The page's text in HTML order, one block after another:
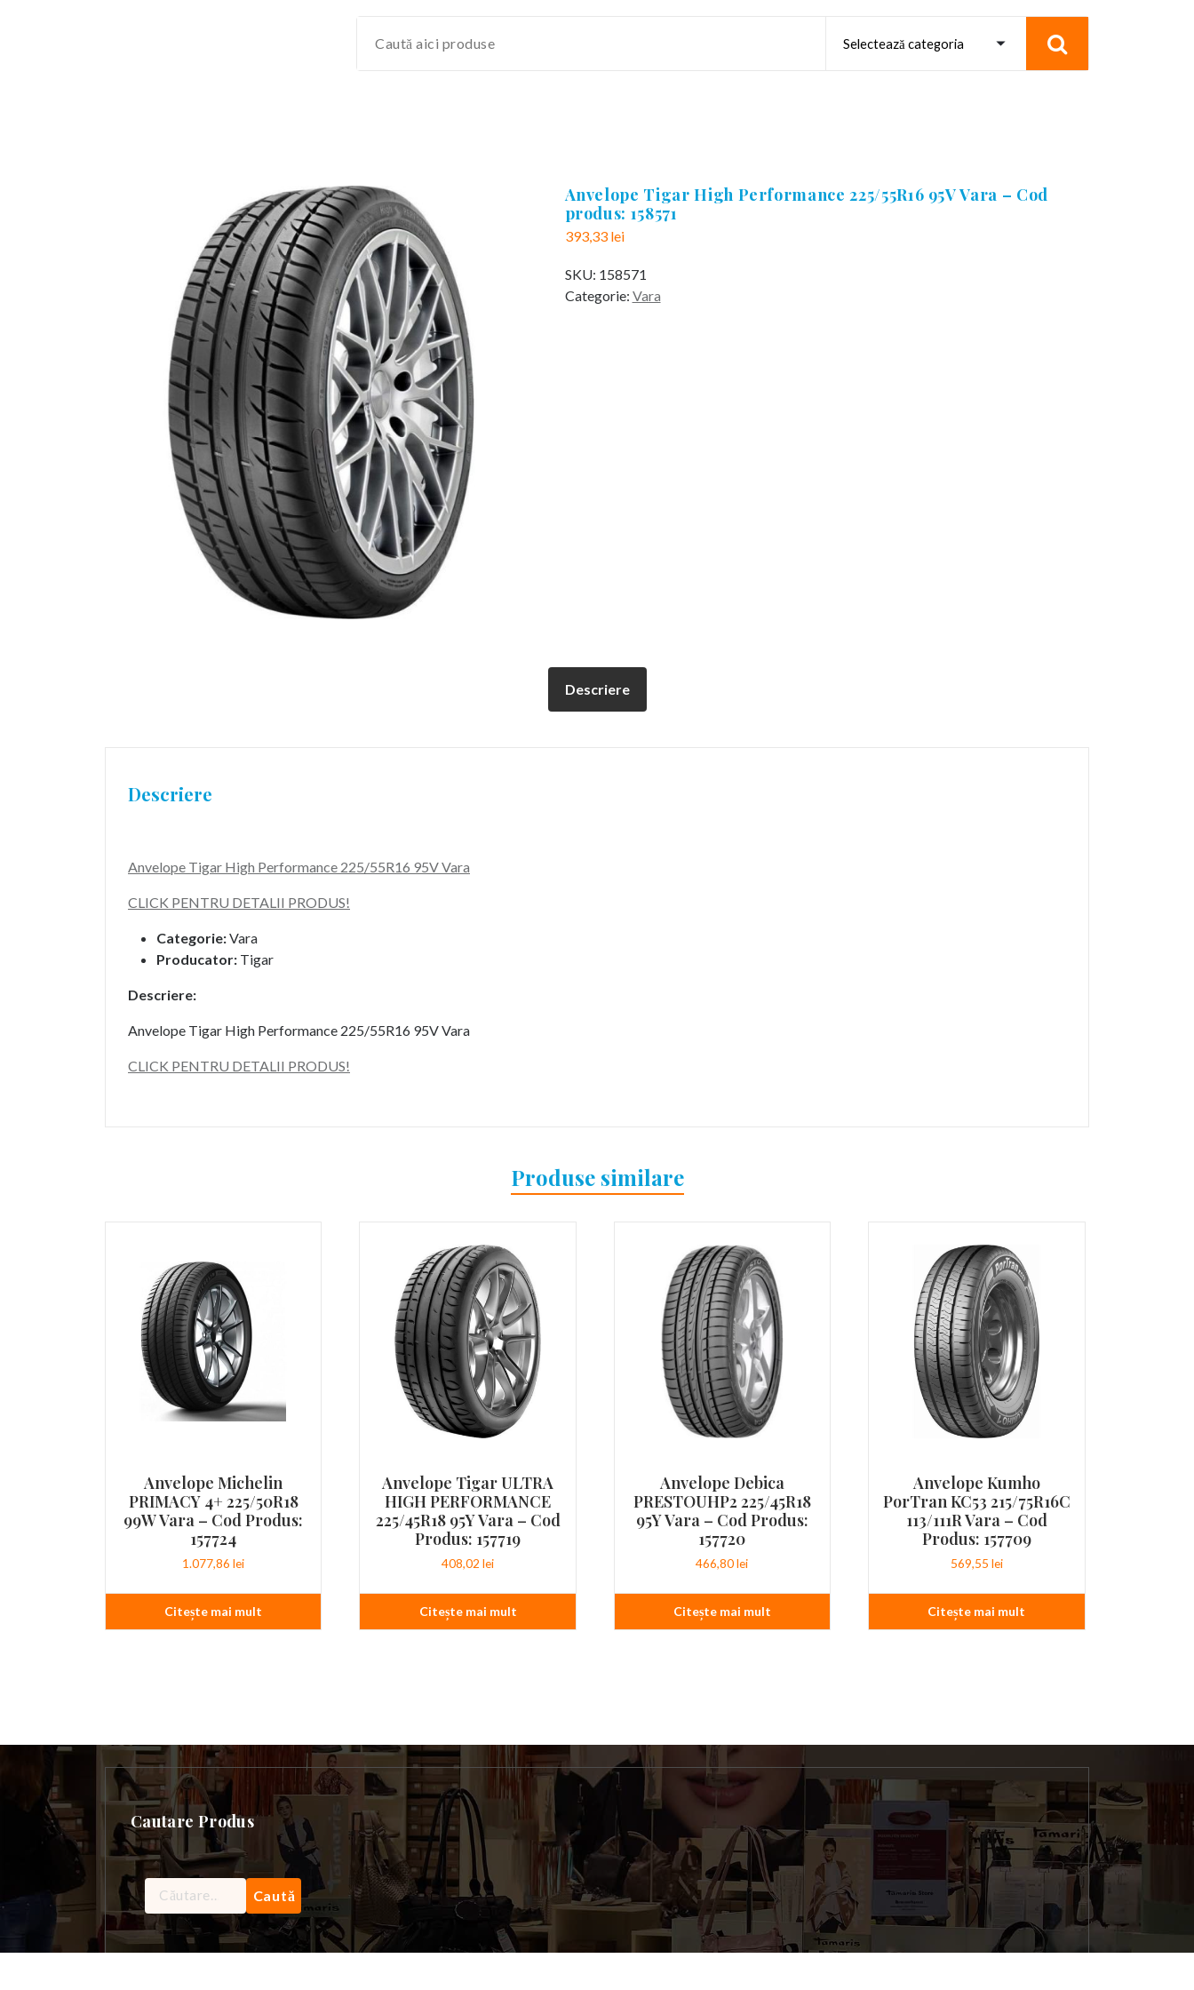
Anvelope Tigar High Performance 225/55R16 95V Vara – Cod
produs: 158571
393,33 lei
SKU: 158571
Categorie: Vara
Descriere
Descriere
Anvelope Tigar High Performance 225/55R16 95V Vara
CLICK PENTRU DETALII PRODUS!
Categorie:Vara
Producator: Tigar
Descriere:
Anvelope Tigar High Performance 225/55R16 95V Vara
CLICK PENTRU DETALII PRODUS!
Produse similare
Anvelope Michelin
PRIMACY 4+ 225/50R18
99W Vara – Cod Produs:
157724
1.077,86lei
Citește mai mult
Anvelope Tigar ULTRA
HIGH PERFORMANCE
225/45R18 95Y Vara – Cod
Produs: 157719
408,02lei
Citește mai mult
Anvelope Debica
PRESTOUHP2 225/45R18
95Y Vara – Cod Produs:
157720
466,80lei
Citește mai mult
Anvelope Kumho
PorTran KC53 215/75R16C
113/111R Vara – Cod
Produs: 157709
569,55 lei
Citește mai mult
Cautare Produs
Caută
după: